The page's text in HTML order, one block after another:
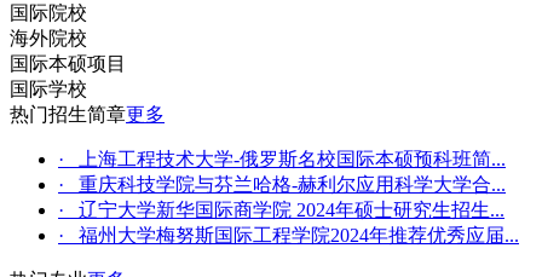
国际院校
海外院校
国际本硕项目
国际学校
热门招生简章更多
· 上海工程技术大学-俄罗斯名校国际本硕预科班简...
· 重庆科技学院与芬兰哈格-赫利尔应用科学大学合...
· 辽宁大学新华国际商学院 2024年硕士研究生招生...
· 福州大学梅努斯国际工程学院2024年推荐优秀应届...